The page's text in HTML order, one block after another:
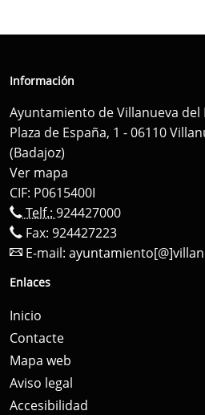
Información
Ayuntamiento de Villanueva del
Plaza de España, 1 - 06110
(Badajoz)
Ver mapa
CIF: P0615400I
Telf.: 924427000
Fax: 924427223
E-mail:
Enlaces
Inicio
Contacte
Mapa web
Aviso legal
Accesibilidad